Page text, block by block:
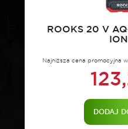
ROOKS 20 V
Najniższa cena promocyjna
DODAJ